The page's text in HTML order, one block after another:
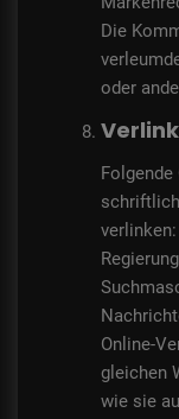
Die
oder
verlinken:
Online-
gleichen
wie sie